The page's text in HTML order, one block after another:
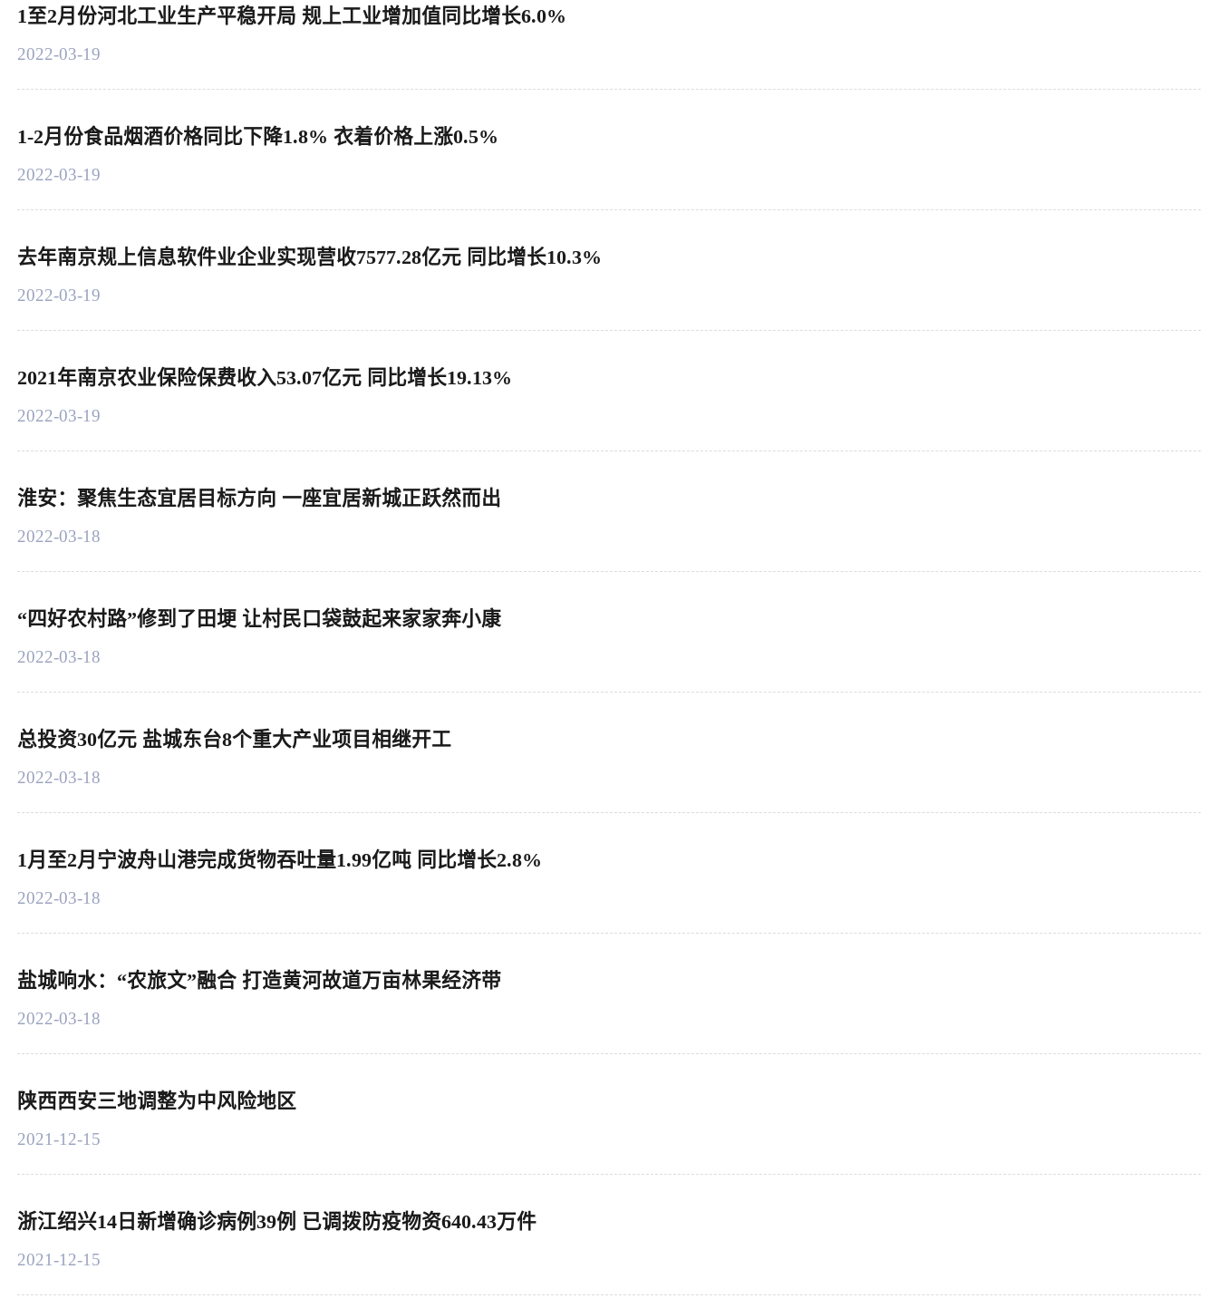
1至2月份河北工业生产平稳开局 规上工业增加值同比增长6.0%
2022-03-19
1-2月份食品烟酒价格同比下降1.8% 衣着价格上涨0.5%
2022-03-19
去年南京规上信息软件业企业实现营收7577.28亿元 同比增长10.3%
2022-03-19
2021年南京农业保险保费收入53.07亿元 同比增长19.13%
2022-03-19
淮安：聚焦生态宜居目标方向 一座宜居新城正跃然而出
2022-03-18
“四好农村路”修到了田埂 让村民口袋鼓起来家家奔小康
2022-03-18
总投资30亿元 盐城东台8个重大产业项目相继开工
2022-03-18
1月至2月宁波舟山港完成货物吞吐量1.99亿吨 同比增长2.8%
2022-03-18
盐城响水：“农旅文”融合 打造黄河故道万亩林果经济带
2022-03-18
陕西西安三地调整为中风险地区
2021-12-15
浙江绍兴14日新增确诊病例39例 已调拨防疫物资640.43万件
2021-12-15